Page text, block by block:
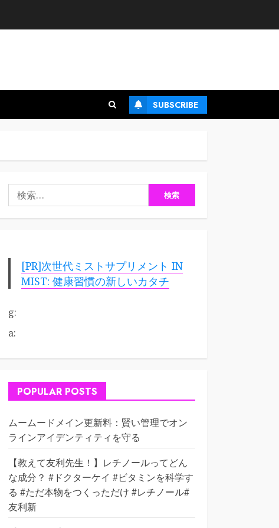
SUBSCRIBE
検
索:
[PR]次世代ミストサプリメント IN
MIST: 健康習慣の新しいカタチ
g:
a:
POPULAR POSTS
ムームードメイン更新料：賢い管理でオン
ラインアイデンティティを守る
【教えて友利先生！】レチノールってどん
な成分？ #ドクターケイ #ビタミンを科学す
る #ただ本物をつくっただけ #レチノール#
友利新